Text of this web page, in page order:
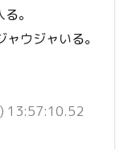
。
ウジャいる。
13:57:10.52